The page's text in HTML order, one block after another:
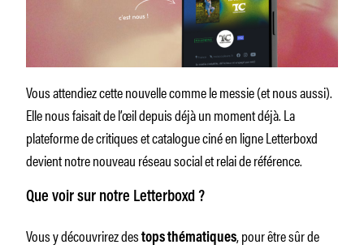
Vous attendiez cette nouvelle comme le messie (et nous aussi).
Elle nous faisait de l’œil depuis déjà un moment déjà. La
plateforme de critiques et catalogue ciné en ligne Letterboxd
devient notre nouveau réseau social et relai de référence.
Que voir sur notre Letterboxd ?
Vous y découvrirez destops thématiques, pour être sûr de